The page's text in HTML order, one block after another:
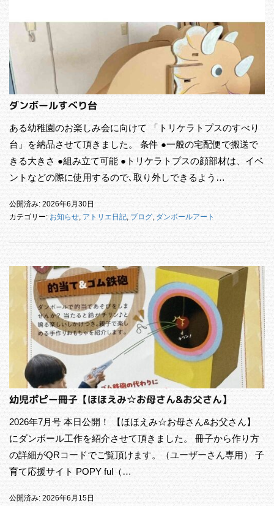
ダンボールすべり台
ある幼稚園のお楽しみ会に向けて 「トリケラトプスのすべり
台」を納品させて頂きました。 条件 ●一般の宅配便で搬送で
きる大きさ ●組み立て可能 ●トリケラトプスの顔部材は、イベ
ントなどの際に使用するので､取り外しできるよう…
公開済み: 2026年6月30日
カテゴリー: お知らせ, アトリエ日記, ブログ, ダンボールアート
幼児ポピー冊子【ほほえみ☆お母さん&お父さん】
2026年7月号 本日公開！ 【ほほえみ☆お母さん&お父さん】
にダンボール工作を紹介させて頂きました。 冊子から作り方
の詳細がQRコードでご覧頂けます。（ユーザーさん専用） 子
育て応援サイト POPY ful（…
公開済み: 2026年6月15日